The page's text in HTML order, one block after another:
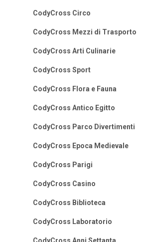
CodyCross Circo
CodyCross Mezzi di Trasporto
CodyCross Arti Culinarie
CodyCross Sport
CodyCross Flora e Fauna
CodyCross Antico Egitto
CodyCross Parco Divertimenti
CodyCross Epoca Medievale
CodyCross Parigi
CodyCross Casino
CodyCross Biblioteca
CodyCross Laboratorio
CodyCross Anni Settanta